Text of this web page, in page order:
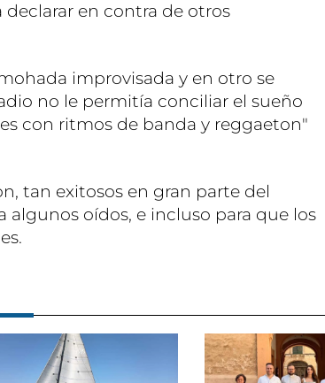
en contra de otros
improvisada y en otro se
no le permitía conciliar el sueño
con ritmos de banda y reggaeton"
tan exitosos en gran parte del
oídos, e incluso para que los